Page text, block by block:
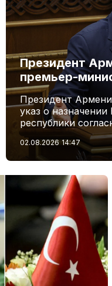
Президент
премьер-
Президент
указ о
республики
02.08.2026 14:47